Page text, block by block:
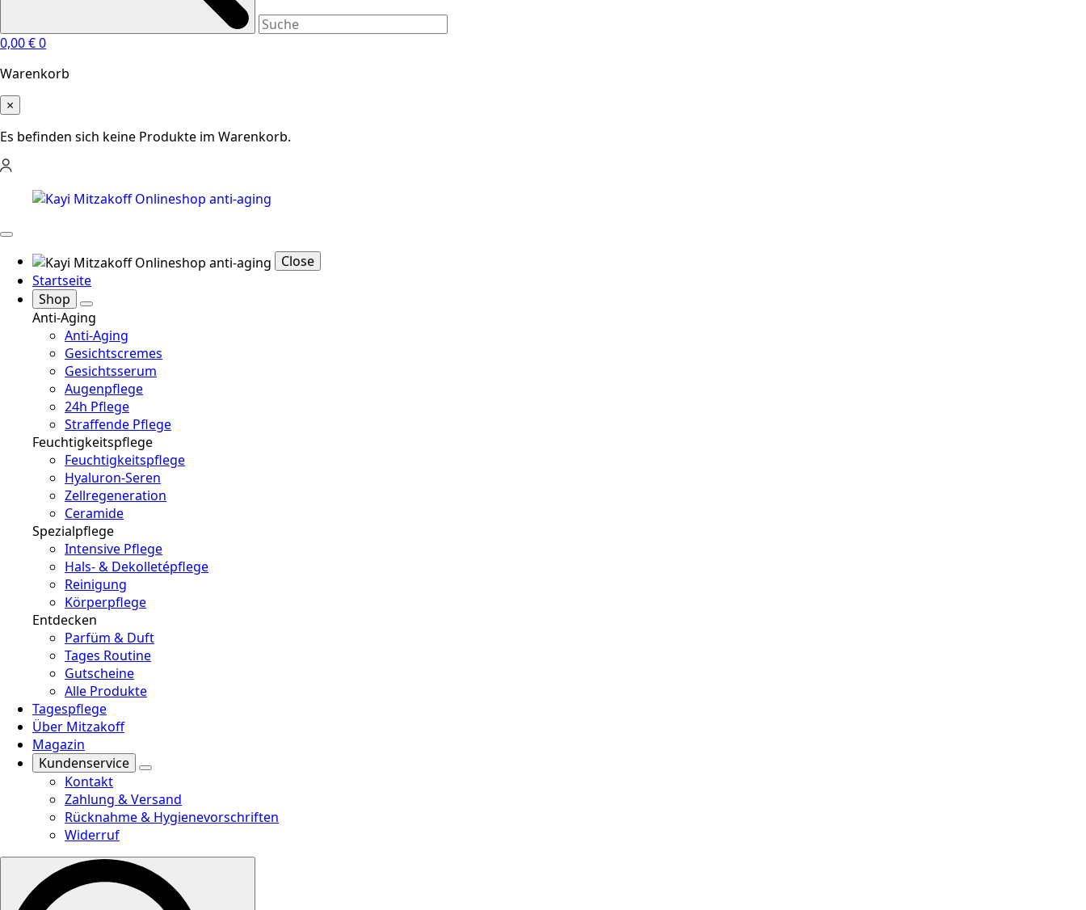
0,00€0
Warenkorb
×
Es befinden sich keine Produkte im Warenkorb.
Close
Startseite
Shop
Anti-Aging
Anti-Aging
Gesichtscremes
Gesichtsserum
Augenpflege
24h Pflege
Straffende Pflege
Feuchtigkeitspflege
Feuchtigkeitspflege
Hyaluron-Seren
Zellregeneration
Ceramide
Spezialpflege
Intensive Pflege
Hals- & Dekolletépflege
Reinigung
Körperpflege
Entdecken
Parfüm & Duft
Tages Routine
Gutscheine
Alle Produkte
Tagespflege
Über Mitzakoff
Magazin
Kundenservice
Kontakt
Zahlung & Versand
Rücknahme & Hygienevorschriften
Widerruf